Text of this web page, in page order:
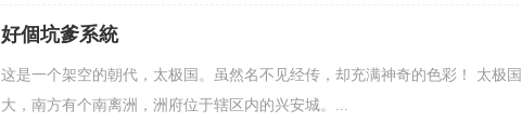
好個坑爹系統
这是一个架空的朝代，太极国。虽然名不见经传，却充满神奇的色彩！ 太极
大，南方有个南离洲，洲府位于辖区内的兴安城。...